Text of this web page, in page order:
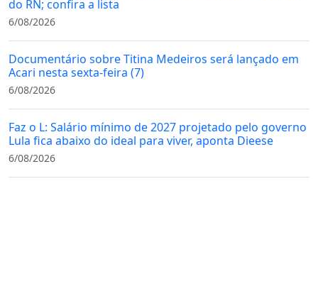
do RN; confira a lista
6/08/2026
Documentário sobre Titina Medeiros será lançado em
Acari nesta sexta-feira (7)
6/08/2026
Faz o L: Salário mínimo de 2027 projetado pelo governo
Lula fica abaixo do ideal para viver, aponta Dieese
6/08/2026